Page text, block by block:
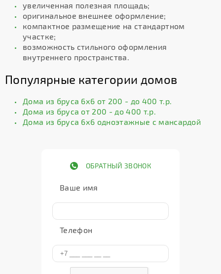
увеличенная полезная площадь;
оригинальное внешнее оформление;
компактное размещение на стандартном
участке;
возможность стильного оформления
внутреннего пространства.
Популярные категории домов
Дома из бруса 6х6 от 200 - до 400 т.р.
Дома из бруса от 200 - до 400 т.р.
Дома из бруса 6х6 одноэтажные с мансардой
ОБРАТНЫЙ ЗВОНОК
Ваше имя
Телефон